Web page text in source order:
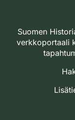
Suomen
verkkoportaali